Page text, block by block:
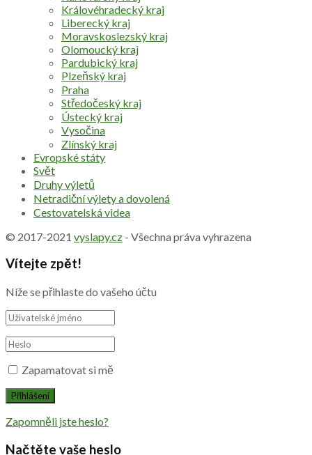
Královéhradecký kraj
Liberecký kraj
Moravskoslezský kraj
Olomoucký kraj
Pardubický kraj
Plzeňský kraj
Praha
Středočeský kraj
Ústecký kraj
Vysočina
Zlínský kraj
Evropské státy
Svět
Druhy výletů
Netradiční výlety a dovolená
Cestovatelská videa
© 2017-2021 vyslapy.cz - Všechna práva vyhrazena
Vítejte zpět!
Níže se přihlaste do vašeho účtu
Zapamatovat si mě
Zapomněli jste heslo?
Načtěte vaše heslo